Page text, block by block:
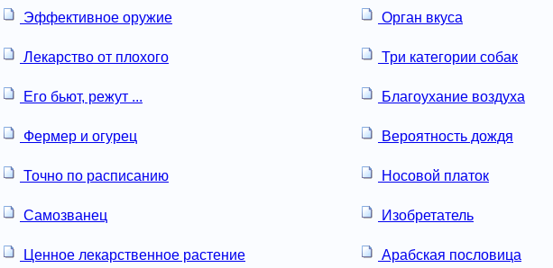
Эффективное оружие Орган вкуса
Лекарство от плохого Три категории собак
Его бьют, режут ... Благоухание воздуха
Фермер и огурец Вероятность дождя
Точно по расписанию Носовой платок
Самозванец Изобретатель
Ценное лекарственное растение Арабская пословица